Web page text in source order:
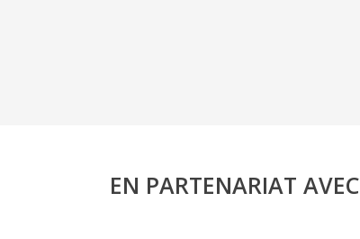
EN PARTENARIAT AVEC